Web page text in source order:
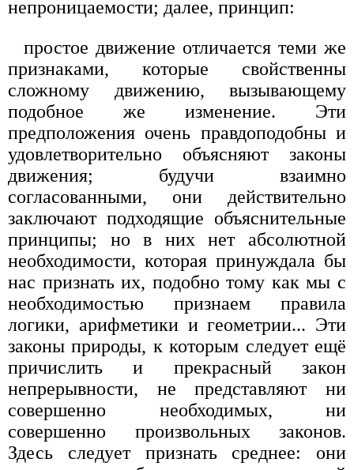
непроницаемости; далее, принцип:
простое движение отличается теми же
признаками, которые свойственны
сложному движению, вызывающему
подобное же изменение. Эти
предположения очень правдоподобны и
удовлетворительно объясняют законы
движения; будучи взаимно
согласованными, они действительно
заключают подходящие объяснительные
принципы; но в них нет абсолютной
необходимости, которая принуждала бы
нас признать их, подобно тому как мы с
необходимостью признаем правила
логики, арифметики и геометрии... Эти
законы природы, к которым следует ещё
причислить и прекрасный закон
непрерывности, не представляют ни
совершенно необходимых, ни
совершенно произвольных законов.
Здесь следует признать среднее: они